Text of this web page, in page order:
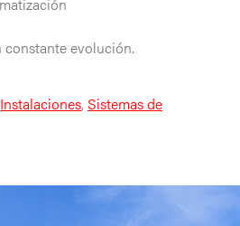
constante evolución.
Instalaciones, Sistemas de